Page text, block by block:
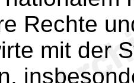
Rechte
mit der